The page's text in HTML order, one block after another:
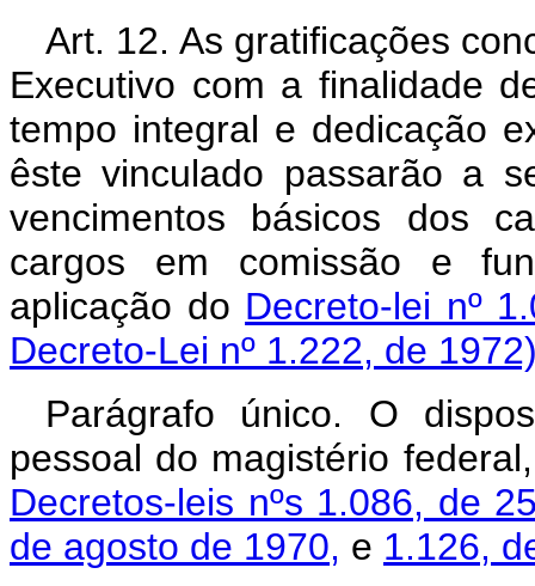
Art. 12. As gratificações
Executivo com a finalidade
tempo integral e dedicação
êste vinculado passarão a
vencimentos básicos dos
cargos em comissão e
aplicação do Decreto-lei nº
Decreto-Lei nº 1.222, de
Parágrafo único. O
pessoal do magistério
Decretos-leis nºs 1.086, de
de agosto de 1970, e 1.126,